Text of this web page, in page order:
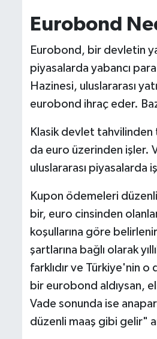
Eurobond
Eurobond, bir devletin
piyasalarda yabancı
Hazinesi, uluslararası
eurobond ihraç eder.
Klasik devlet
da euro üzerinden işler.
uluslararası
Kupon ödemeleri
bir, euro cinsinden
koşullarına göre
şartlarına bağlı olarak
farklıdır ve Türkiye'nin
bir eurobond aldıysan,
Vade sonunda ise
düzenli maaş gibi gelir"